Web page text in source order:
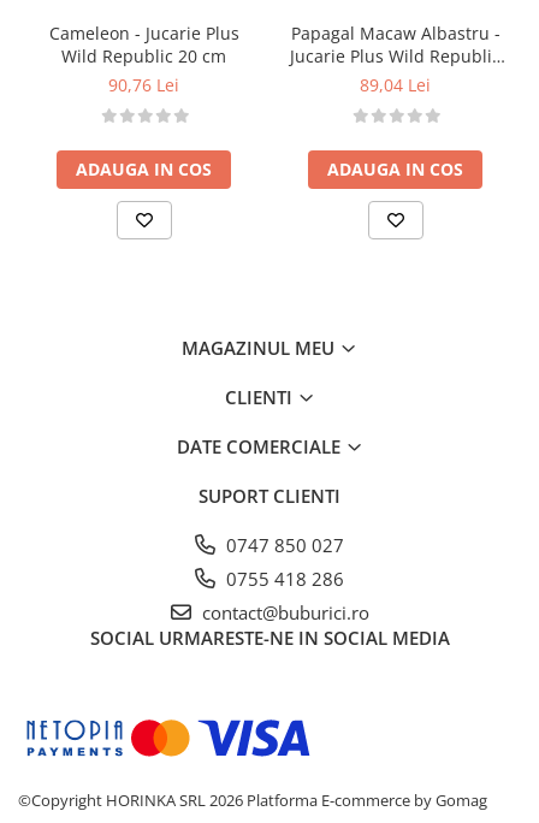
Material: pluș moale și sigur pentru copii
Vârsta recomandată: 2 ani+
Atenționări
Îndepărtați ambalajul înainte de a oferi jucăria
copilului
Se recomandă supraveghere pentru copiii foarte
mici
Cameleon - Jucarie Plus
Wild Republic 20 cm
90,76 Lei
ADAUGA IN COS
Papagal Macaw Albastru -
Jucarie Plus Wild Republic
20 cm
89,04 Lei
ADAUGA IN COS
MAGAZINUL MEU
CLIENTI
DATE COMERCIALE
SUPORT CLIENTI
0747 850 027
0755 418 286
contact@buburici.ro
SOCIAL URMARESTE-NE IN SOCIAL MEDIA
©Copyright HORINKA SRL 2026 Platforma E-commerce by Gomag